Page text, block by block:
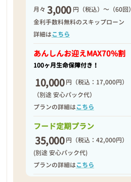
月々 3,000 円（税込）～（60回）
金利手数料無料のスキップローン
詳細はこちら
あんしんお迎えMAX70%割
100ヶ月生命保障付き！
10,000 円 （税込：17,000円）
（別途 安心パック代）
プランの詳細はこちら
フード定期プラン
35,000 円 （税込：42,000円）
(別途 安心パック代)
プランの詳細はこちら